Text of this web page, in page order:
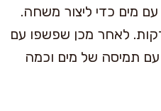
או אבקת טרטר עם מים כדי ליצור משחה.
את המשחה על הכתם והניחו לו להתייצב במשך 5 עד 10 דקות. לאחר מכן שפשפו עם
תמיסה של מים וכמה